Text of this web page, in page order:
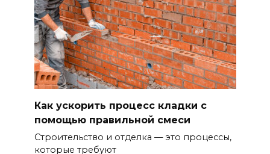
Как ускорить процесс кладки с
помощью правильной смеси
Строительство и отделка — это процессы,
которые требуют